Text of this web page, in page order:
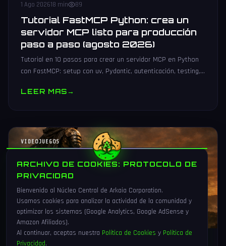
1 Ago 202618 min 89
Tutorial FastMCP Python: crea un
servidor MCP listo para producción
paso a paso (agosto 2026)
Tutorial en 10 pasos para crear un servidor MCP en Python
con FastMCP: setup con uv, Pydantic, autenticación, testing,
LEER MAS→
VIDEOJUEGOS
ARCHIVO DE COOKIES: PROTOCOLO DE
PRIVACIDAD
Bienvenido al Núcleo Central de Arkaia Corporation.
Usamos cookies para analizar la actividad de la comunidad y
optimizar los sistemas (Google Analytics, Google AdSense y
Amazon Afiliados).
Al continuar, aceptas nuestra Política de Cookies y Política de
Privacidad.